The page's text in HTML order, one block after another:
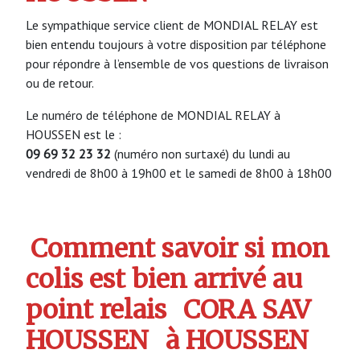
Le sympathique service client de MONDIAL RELAY est
bien entendu toujours à votre disposition par téléphone
pour répondre à l’ensemble de vos questions de livraison
ou de retour.
Le numéro de téléphone de MONDIAL RELAY à
HOUSSEN est le :
09 69 32 23 32 (numéro non surtaxé) du lundi au
vendredi de 8h00 à 19h00 et le samedi de 8h00 à 18h00
Comment savoir si mon
colis est bien arrivé au
point relais CORA SAV
HOUSSEN à HOUSSEN